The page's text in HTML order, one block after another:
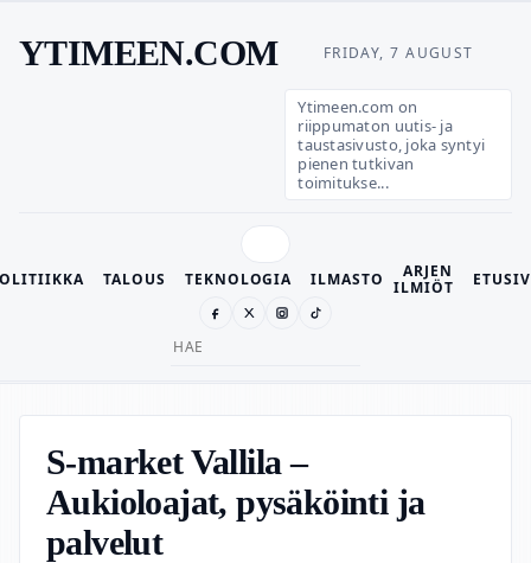
FRIDAY, 7 AUGUST
YTIMEEN.COM
Ytimeen.com on
riippumaton uutis- ja
taustasivusto, joka syntyi
pienen tutkivan
toimitukse...
TALOUS TEKNOLOGIA ILMASTO
ARJEN
ILMIÖT
Search
S-market Vallila –
Aukioloajat, pysäköinti ja
palvelut